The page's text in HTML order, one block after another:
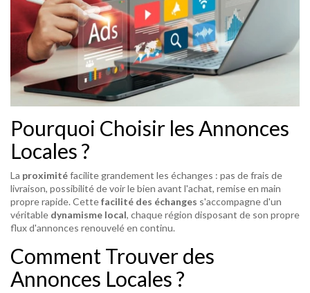
Pourquoi Choisir les Annonces
Locales ?
La proximitéfacilite grandement les échanges : pas de frais de
livraison, possibilité de voir le bien avant l'achat, remise en main
propre rapide. Cettefacilité des échanges s'accompagne d'un
véritable dynamisme local, chaque région disposant de son propre
flux d'annonces renouvelé en continu.
Comment Trouver des
Annonces Locales ?